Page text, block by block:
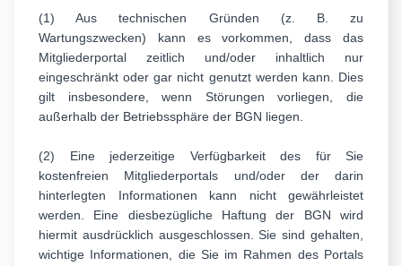
(1) Aus technischen Gründen (z. B. zu
Wartungszwecken) kann es vorkommen, dass das
Mitgliederportal zeitlich und/oder inhaltlich nur
eingeschränkt oder gar nicht genutzt werden kann. Dies
gilt insbesondere, wenn Störungen vorliegen, die
außerhalb der Betriebssphäre der BGN liegen.
(2) Eine jederzeitige Verfügbarkeit des für Sie
kostenfreien Mitgliederportals und/oder der darin
hinterlegten Informationen kann nicht gewährleistet
werden. Eine diesbezügliche Haftung der BGN wird
hiermit ausdrücklich ausgeschlossen. Sie sind gehalten,
wichtige Informationen, die Sie im Rahmen des Portals